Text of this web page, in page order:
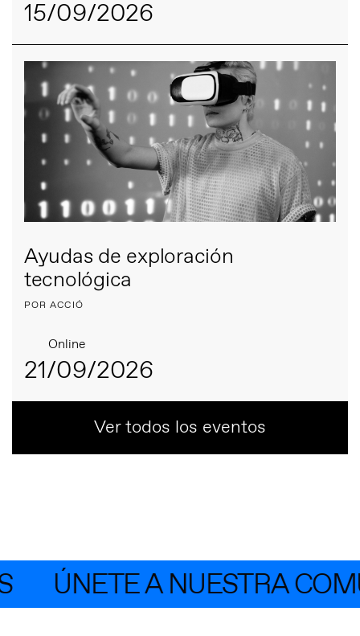
15/09/2026
Ayudas de exploración
tecnológica
POR ACCIÓ
Online
21/09/2026
Ver todos los eventos
ÚNETE A NUESTRA